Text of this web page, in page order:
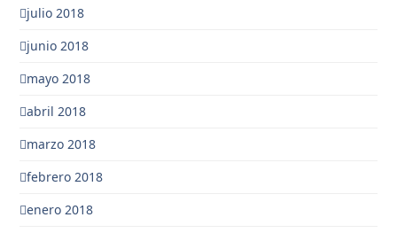
julio 2018
junio 2018
mayo 2018
abril 2018
marzo 2018
febrero 2018
enero 2018